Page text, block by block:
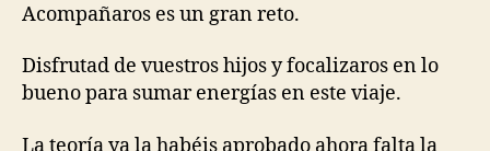
Acompañaros es un gran reto.
Disfrutad de vuestros hijos y focalizaros en lo
bueno para sumar energías en este viaje.
La teoría ya la habéis aprobado ahora falta la